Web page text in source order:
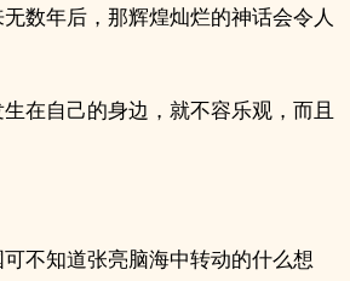
数年后，那辉煌灿烂的神话会令人
在自己的身边，就不容乐观，而且
不知道张亮脑海中转动的什么想